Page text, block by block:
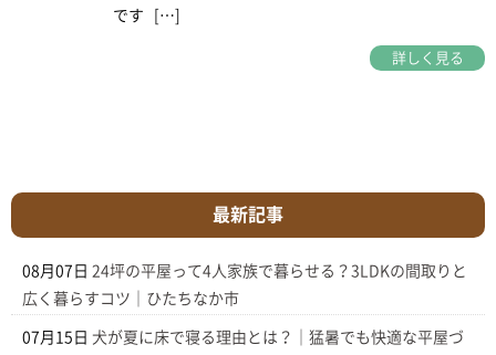
です […]
詳しく見る
最新記事
08月07日 24坪の平屋って4人家族で暮らせる？3LDKの間取りと
広く暮らすコツ｜ひたちなか市
07月15日 犬が夏に床で寝る理由とは？｜猛暑でも快適な平屋づ